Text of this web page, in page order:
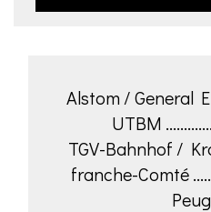
Alstom / General
UTBM
TGV-Bahnhof /
franche-Comté